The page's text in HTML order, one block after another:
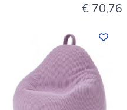
€ 70,76